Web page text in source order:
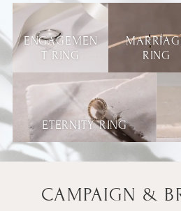
ENGAGEMEN
T RING
RING
ETERNITY RING
CAMPAIGN &